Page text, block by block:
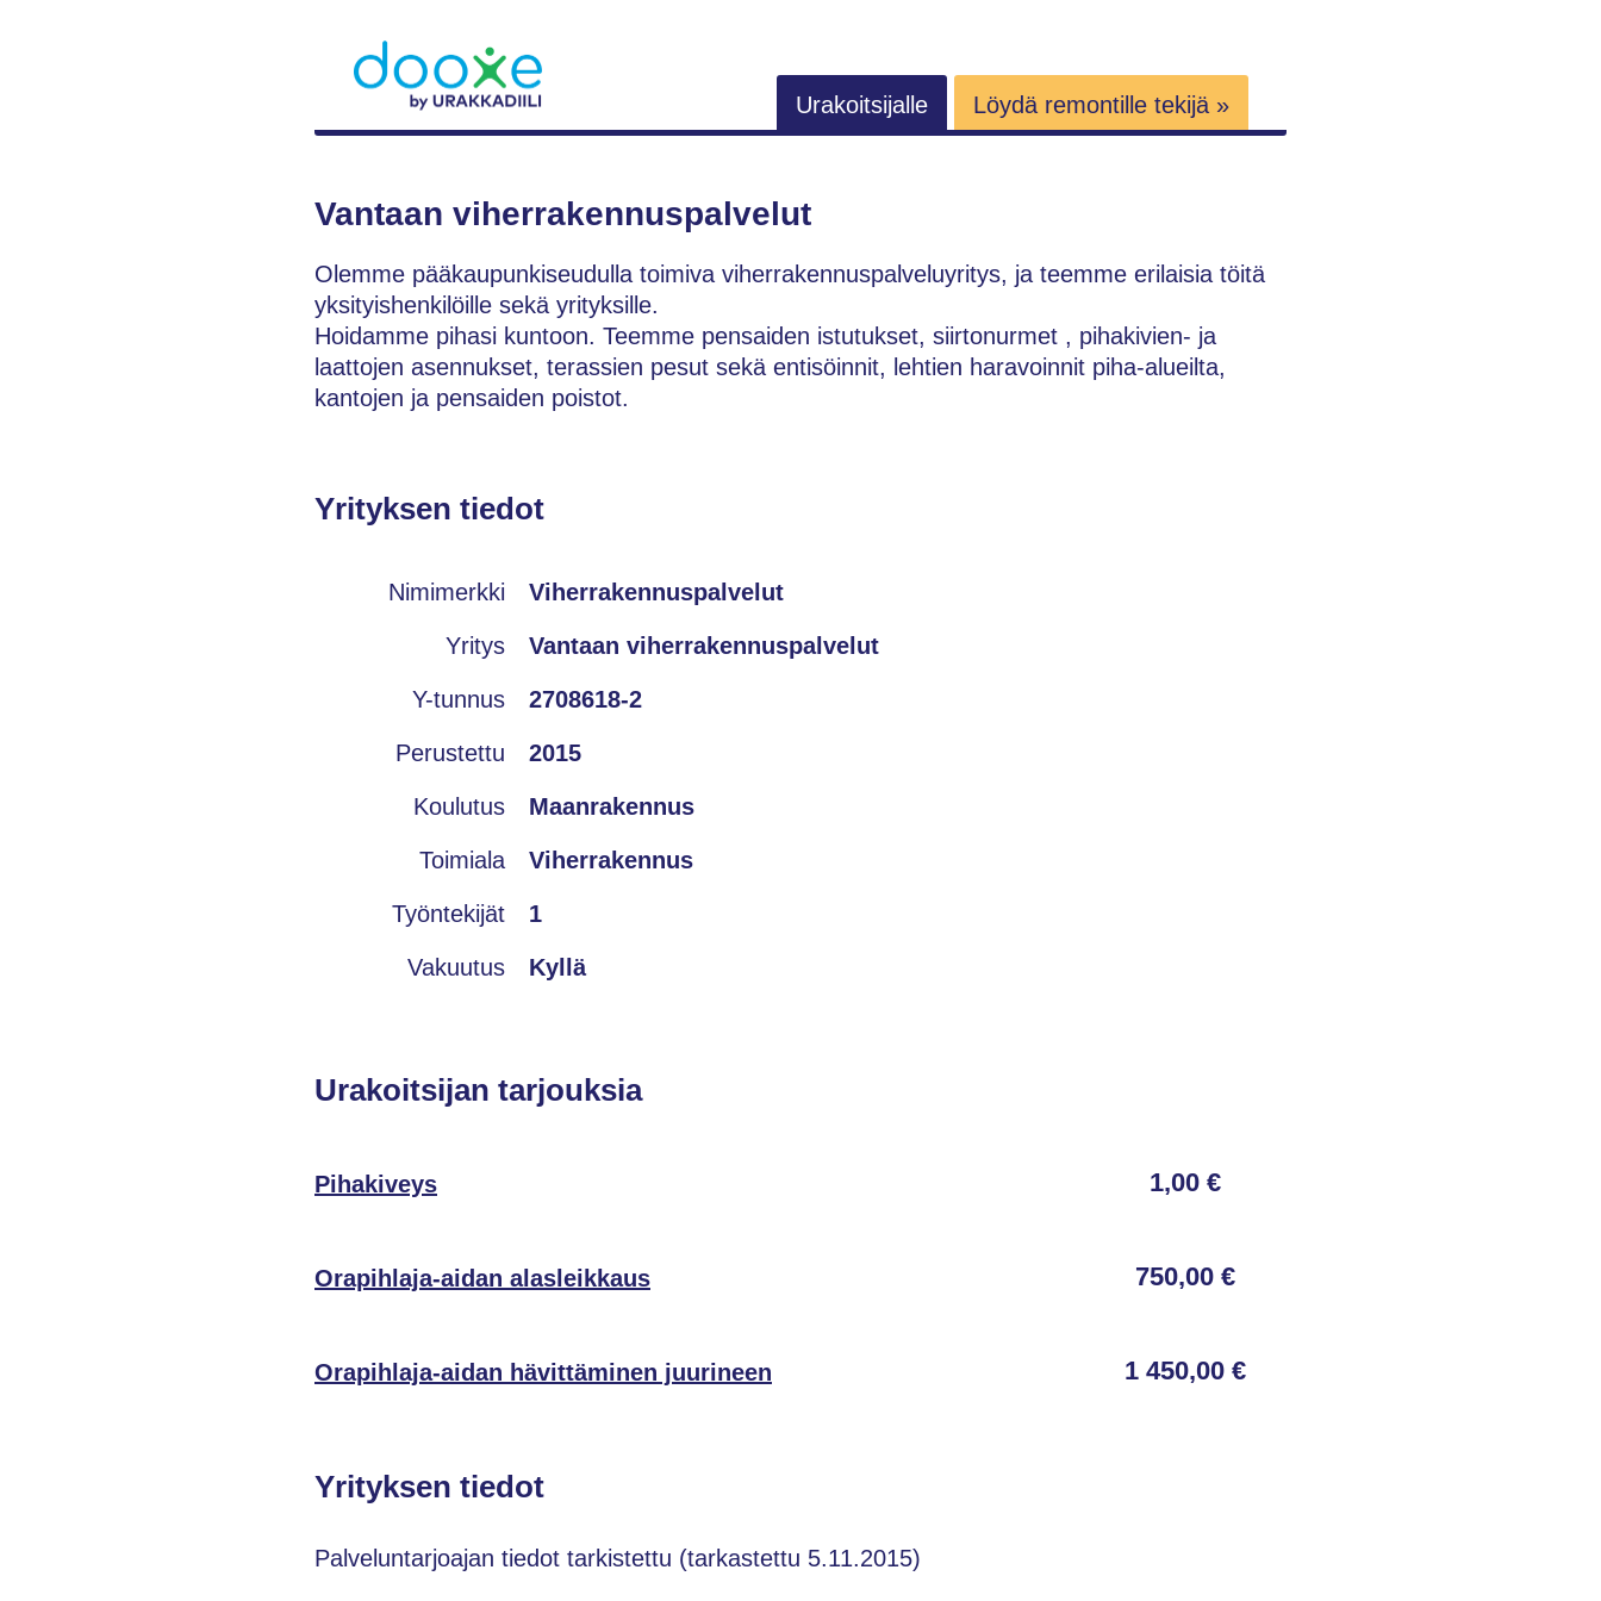
Urakoitsijalle Löydä remontille tekijä »
Vantaan viherrakennuspalvelut
Olemme pääkaupunkiseudulla toimiva viherrakennuspalveluyritys, ja teemme erilaisia töitä
yksityishenkilöille sekä yrityksille.
Hoidamme pihasi kuntoon. Teemme pensaiden istutukset, siirtonurmet , pihakivien- ja
laattojen asennukset, terassien pesut sekä entisöinnit, lehtien haravoinnit piha-alueilta,
kantojen ja pensaiden poistot.
Yrityksen tiedot
Nimimerkki Viherrakennuspalvelut
Yritys Vantaan viherrakennuspalvelut
Y-tunnus 2708618-2
Perustettu 2015
Koulutus Maanrakennus
Toimiala Viherrakennus
Työntekijät 1
Vakuutus Kyllä
Urakoitsijan tarjouksia
Pihakiveys 1,00 €
Orapihlaja-aidan alasleikkaus 750,00 €
Orapihlaja-aidan hävittäminen juurineen 1 450,00 €
Yrityksen tiedot
Palveluntarjoajan tiedot tarkistettu (tarkastettu 5.11.2015)